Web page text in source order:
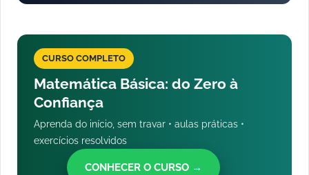
CURSO COMPLETO
Matemática Básica: do Zero à
Confiança
Aprenda do início, sem travar • aulas práticas •
exercícios resolvidos
CONHECER O CURSO →